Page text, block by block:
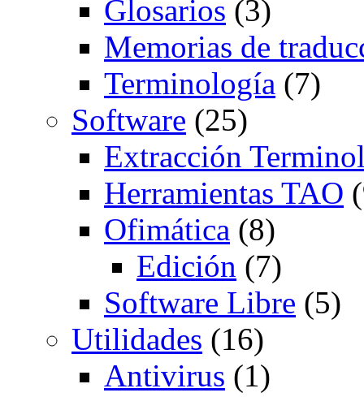
Glosarios (3)
Memorias de
Terminología (7)
Software (25)
Extracción
Herramientas TAO
Ofimática (8)
Edición (7)
Software Libre (5)
Utilidades (16)
Antivirus (1)